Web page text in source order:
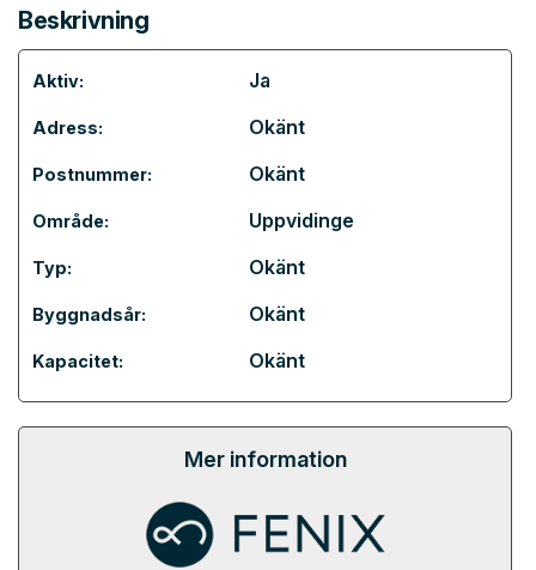
Beskrivning
Aktiv: Ja
Adress: Okänt
Postnummer: Okänt
Område: Uppvidinge
Typ: Okänt
Byggnadsår: Okänt
Kapacitet: Okänt
Mer information